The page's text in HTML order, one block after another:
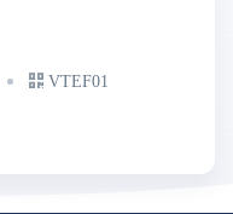
VTEF01